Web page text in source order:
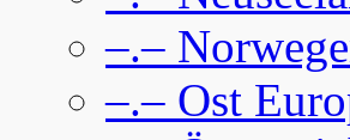
–.–
–.– Ost